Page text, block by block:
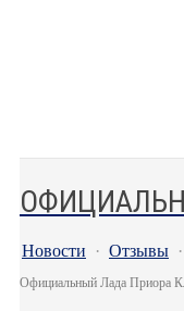
Новости · Отзывы ·
Официальный Лада Приора